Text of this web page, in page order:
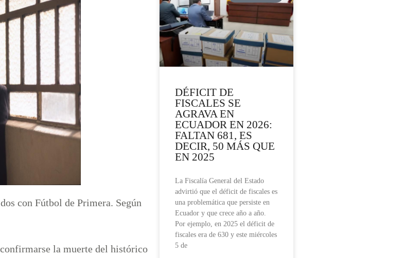
con Fútbol de Primera. Según
la muerte del histórico
DÉFICIT DE
FISCALES SE
AGRAVA EN
ECUADOR EN 2026:
FALTAN 681, ES
DECIR, 50 MÁS QUE
EN 2025
La Fiscalía General del Estado
advirtió que el déficit de fiscales es
una problemática que persiste en
Ecuador y que crece año a año.
Por ejemplo, en 2025 el déficit de
fiscales era de 630 y este miércoles
5 de